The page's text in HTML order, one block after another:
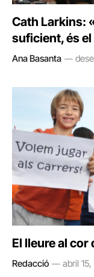
Cath Larkins:
suficient, és
Ana Basanta
El lleure al
Redacció abril 15,